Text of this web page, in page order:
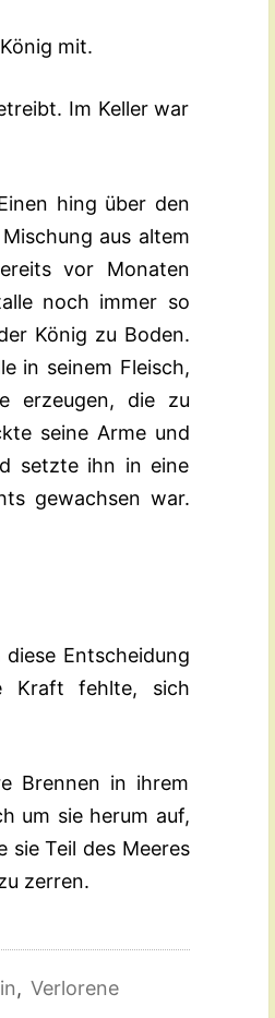
mit.
Im Keller war
hing über den
aus altem
vor Monaten
noch immer so
König zu Boden.
in seinem Fleisch,
erzeugen, die zu
seine Arme und
setzte ihn in eine
gewachsen war.
Entscheidung
Kraft fehlte, sich
Brennen in ihrem
um sie herum auf,
sie Teil des Meeres
zerren.
, Verlorene